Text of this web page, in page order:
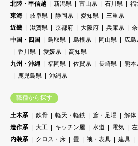
北陸・甲信越
新潟県 富山県 石川県 福
東海
岐阜県 静岡県 愛知県
三重県
近畿
滋賀県 京都府 大阪府 兵庫県
中国・四国
鳥取県 島根県 岡山県 広島
香川県
愛媛県
高知県
九州・沖縄
福岡県 佐賀県 長崎県 熊本
鹿児島県
沖縄県
職種から探す
土木系 鉄骨 軽天・軽鉄 鳶・足場 解体
造作系
大工 キッチン屋 水道 電気
内装系
クロス・床 畳 襖・表具 建具